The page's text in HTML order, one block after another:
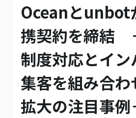
Oceanとunbot
携契約を締結
制度対応とイン
集客を組み合
拡大の注目事例